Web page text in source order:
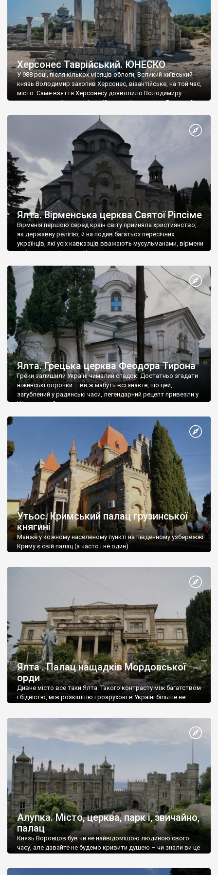
Херсонес Таврійський. ЮНЕСКО
У 988 році, після кількох місяців облоги, Великий київський
князь Володимир захопив Херсонес, візантійське, на той час,
місто. Саме взяття Херсонесу дозволило Володимиру
диктувати свої умови візантійському імператору Василю ІІ, та
Херсонесі Володимир-язичник, став Василем-християнином.
А потім було Хрещення Русі. На честь Херсонесу Таврійського
Ялта. Вірменська церква Святої Ріпсіме
Вірменія першою серед країн світу прийняла християнство,
як державну релігію, й на подив багатьох пересічних
українців, які усіх кавказців вважають мусульманами, вірмени
є відданими вірянами Христа
Ялта. Грецька церква Феодора Тирона
Греки залишили Україні чималий спадок. Достатньо згадати
ніжинські огірочки – ви ж мабуть всі знаєте, що цей,
загублений у радянські часи, легендарний рецепт привезли у
Ніжин греки?
Утьос. Кримський палац грузинської
княгині
Майже у кожному населеному пункті на південному узбережжі
Криму є свій палац (а часто і не один).
Ялта . Палац нащадків Мордовської
орди
Дивне місто все таки Ялта. Такого контрасту між багатством
і бідністю, між розкішшю і розрухою в Україні більше не
Алупка. Місто, церква, парк і, звичайно,
палац
Князь Воронцов був чи не найвідомішою людиною свого
часу, але давайте не будемо кривити душею – чи знали ви це